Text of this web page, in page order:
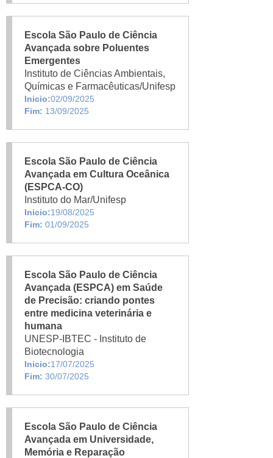
Escola São Paulo de Ciência
Avançada sobre Poluentes
Emergentes
Instituto de Ciências Ambientais,
Químicas e Farmacêuticas/Unifesp
Inicio:02/09/2025
Fim: 13/09/2025
Escola São Paulo de Ciência
Avançada em Cultura Oceânica
(ESPCA-CO)
Instituto do Mar/Unifesp
Inicio:19/08/2025
Fim: 01/09/2025
Escola São Paulo de Ciência
Avançada (ESPCA) em Saúde
de Precisão: criando pontes
entre medicina veterinária e
humana
UNESP-IBTEC - Instituto de
Biotecnologia
Inicio:17/07/2025
Fim: 30/07/2025
Escola São Paulo de Ciência
Avançada em Universidade,
Memória e Reparação